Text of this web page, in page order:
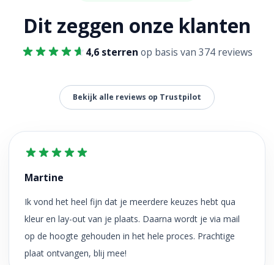
Dit zeggen onze klanten
4,6 sterren op basis van 374 reviews
Bekijk alle reviews op Trustpilot
Martine
Ik vond het heel fijn dat je meerdere keuzes hebt qua
kleur en lay-out van je plaats. Daarna wordt je via mail
op de hoogte gehouden in het hele proces. Prachtige
plaat ontvangen, blij mee!